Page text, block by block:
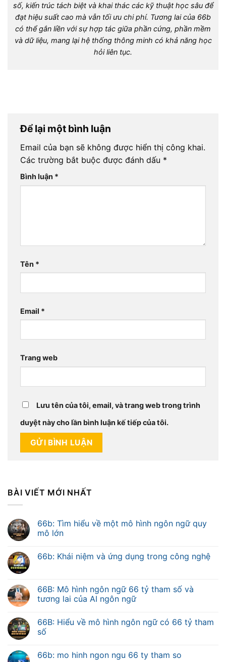
số, kiến trúc tách biệt và khai thác các kỹ thuật học sâu để
đạt hiệu suất cao mà vẫn tối ưu chi phí. Tương lai của 66b
có thể gắn liền với sự hợp tác giữa phần cứng, phần mềm
và dữ liệu, mang lại hệ thống thông minh có khả năng học
hỏi liên tục.
Để lại một bình luận
Email của bạn sẽ không được hiển thị công khai.
Các trường bắt buộc được đánh dấu *
Bình luận *
Tên *
Email *
Trang web
Lưu tên của tôi, email, và trang web trong trình
duyệt này cho lần bình luận kế tiếp của tôi.
BÀI VIẾT MỚI NHẤT
66b: Tìm hiểu về một mô hình ngôn ngữ quy
mô lớn
66b: Khái niệm và ứng dụng trong công nghệ
66B: Mô hình ngôn ngữ 66 tỷ tham số và
tương lai của AI ngôn ngữ
66B: Hiểu về mô hình ngôn ngữ có 66 tỷ tham
số
66b: mo hinh ngon ngu 66 ty tham so